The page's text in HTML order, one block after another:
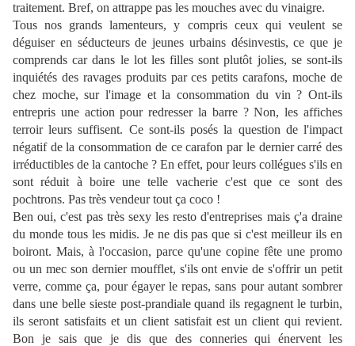
traitement. Bref, on attrappe pas les mouches avec du vinaigre.
Tous nos grands lamenteurs, y compris ceux qui veulent se
déguiser en séducteurs de jeunes urbains désinvestis, ce que je
comprends car dans le lot les filles sont plutôt jolies, se sont-ils
inquiétés des ravages produits par ces petits carafons, moche de
chez moche, sur l'image et la consommation du vin ? Ont-ils
entrepris une action pour redresser la barre ? Non, les affiches
terroir leurs suffisent. Ce sont-ils posés la question de l'impact
négatif de la consommation de ce carafon par le dernier carré des
irréductibles de la cantoche ? En effet, pour leurs collégues s'ils en
sont réduit à boire une telle vacherie c'est que ce sont des
pochtrons. Pas très vendeur tout ça coco !
Ben oui, c'est pas très sexy les resto d'entreprises mais ç'a draine
du monde tous les midis. Je ne dis pas que si c'est meilleur ils en
boiront. Mais, à l'occasion, parce qu'une copine fête une promo
ou un mec son dernier moufflet, s'ils ont envie de s'offrir un petit
verre, comme ça, pour égayer le repas, sans pour autant sombrer
dans une belle sieste post-prandiale quand ils regagnent le turbin,
ils seront satisfaits et un client satisfait est un client qui revient.
Bon je sais que je dis que des conneries qui énervent les